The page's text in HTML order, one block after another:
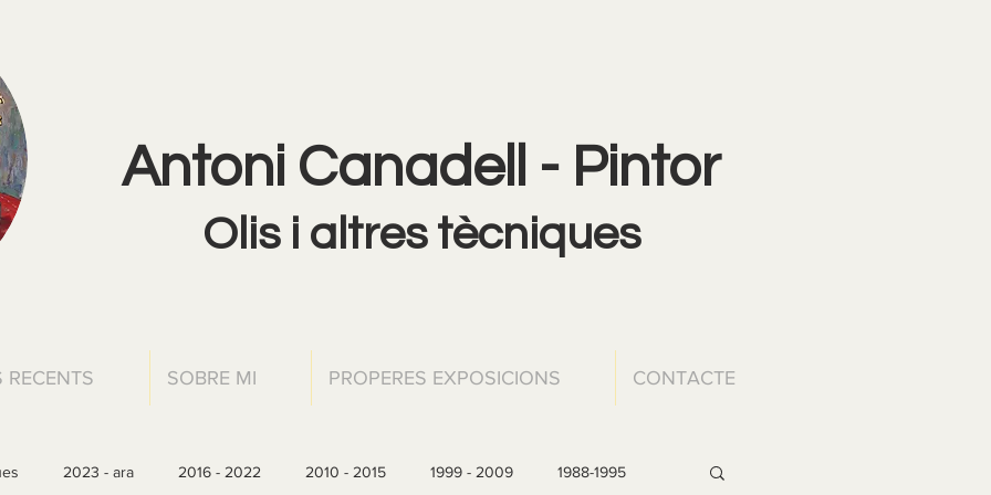
Antoni Canadell - Pintor
Olis i altres tècniques
RECENTS SOBRE MI PROPERES EXPOSICIONS CONTACTE
2023 - ara 2016 - 2022 2010 - 2015 1999 - 2009 1988-1995